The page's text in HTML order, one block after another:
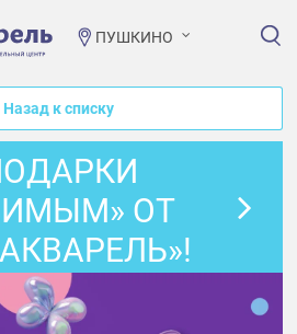
ПУШКИНО
Назад к списку
ОТ